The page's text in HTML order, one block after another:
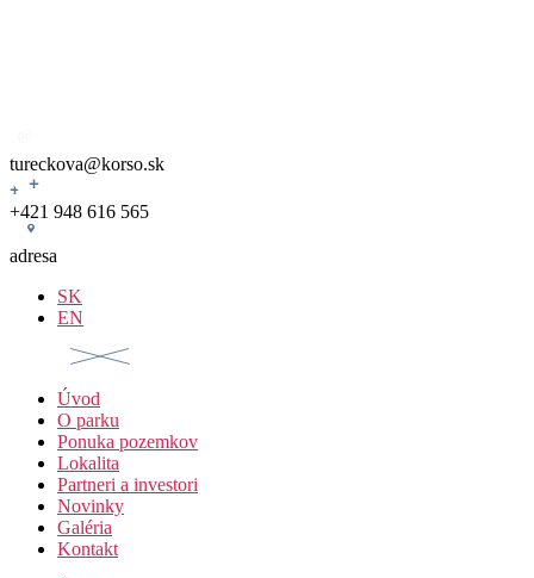
tureckova@korso.sk
+421 948 616 565
adresa
SK
EN
Úvod
O parku
Ponuka pozemkov
Lokalita
Partneri a investori
Novinky
Galéria
Kontakt